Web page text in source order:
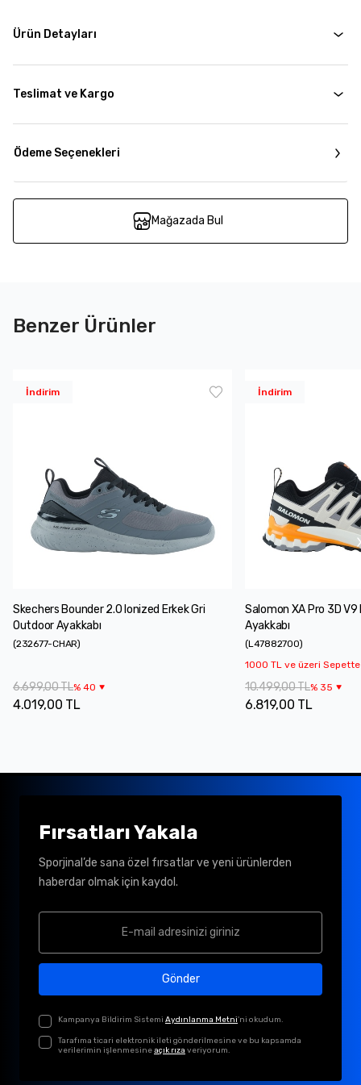
Ürün Detayları
Teslimat ve Kargo
Ödeme Seçenekleri
Mağazada Bul
Benzer Ürünler
İndirim
Skechers Bounder 2.0 Ionized Erkek Gri
Outdoor Ayakkabı
(232677-CHAR)
6.699,00 TL% 40
4.019,00 TL
İndirim
Salomon XA Pro 3D
Ayakkabı
(L47882700)
1000 TL ve üzeri
10.499,00 TL% 35
6.819,00 TL
Fırsatları Yakala
Sporjinal’de sana özel fırsatlar ve yeni ürünlerden
haberdar olmak için kaydol.
Gönder
Kampanya Bildirim Sistemi Aydınlanma Metni'ni okudum.
Tarafıma ticari elektronik ileti gönderilmesine ve bu kapsamda
verilerimin işlenmesineaçık rıza veriyorum.